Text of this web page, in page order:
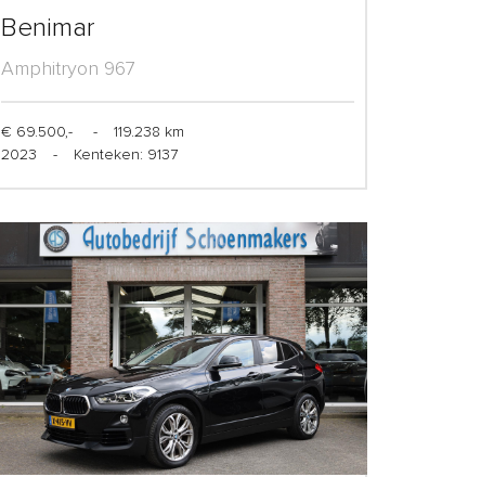
Benimar
Amphitryon 967
€ 69.500,- -
119.238 km
2023
- Kenteken: 9137